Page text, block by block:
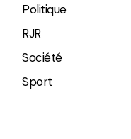
Politique
RJR
Société
Sport